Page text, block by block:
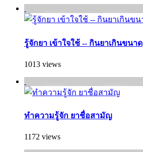
รู้จักยา เข้าใจใช้ -- กินยาเกินขนาด
1013 views
ทำความรู้จัก ยาชื่อสามัญ
1172 views